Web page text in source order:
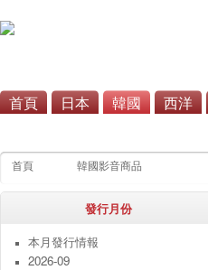
首頁 日本 韓國 西洋
首頁 韓國影音商品
發行月份
本月發行情報
2026-09